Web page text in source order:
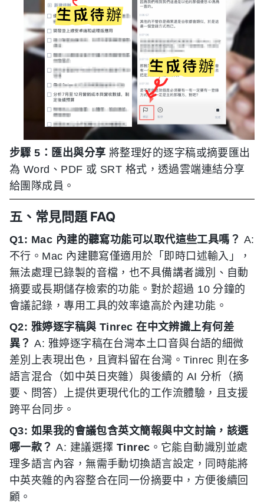
步驟 5：匯出與分享 將整理好的逐字稿或摘要匯出
為 Word、PDF 或 SRT 格式，透過雲端連結分享
給團隊成員。
五、常見問題 FAQ
Q1: Mac 內建的聽寫功能可以取代這些工具嗎？ A:
不行。Mac 內建聽寫僅適用於「即時口述輸入」，
無法處理已錄製的音檔，也不具備講者識別、自動
摘要或長期儲存檢索的功能。對於超過 10 分鐘的
會議記錄，專用工具的效率遠高於內建功能。
Q2: 雅婷逐字稿與 Tinrec 在中文辨識上有何差
異？ A: 雅婷逐字稿在台灣本土口音與台語的細微
差別上表現出色，且資料留在台灣。Tinrec 則在多
語言混合（如中英日夾雜）與後續的 AI 分析（摘
要、問答）上提供更現代化的工作流體驗，且支援
跨平台同步。
Q3: 如果我的會議包含英文簡報與中文討論，該選
哪一款？ A: 建議選擇 Tinrec 。它能自動識別並處
理多語言內容，無需手動切換語言設定，同時能將
中英夾雜的內容整合在同一份摘要中，方便後續回
顧。